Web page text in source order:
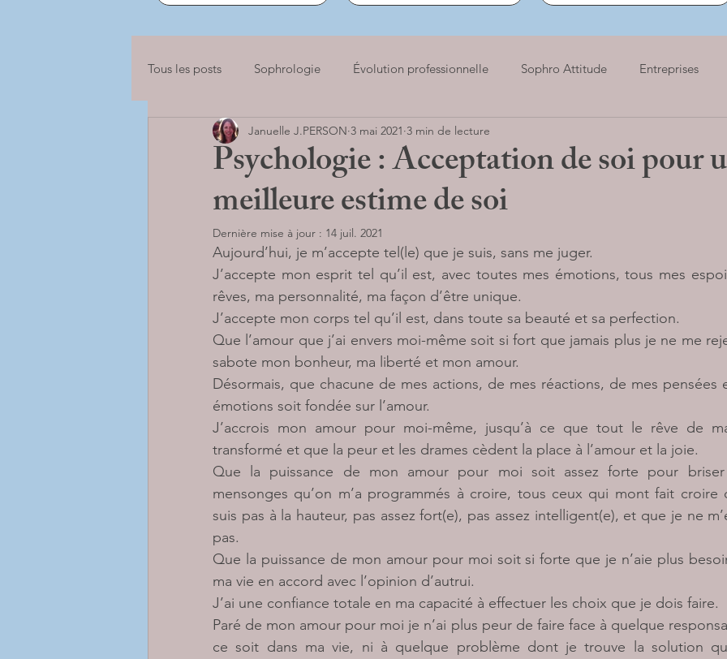
Tous les posts Sophrologie Évolution professionnelle Sophro Attitude Entreprises
Adolescents Enfants Sport et santé Notre association
se libérer des peurs Adultes Parents Stop au stress
BILANS DE COMPETENCES
Psychologie : Acceptation de soi pour
meilleure estime de soi
Januelle J.PERSON 3 mai 2021 3 min de lecture
Dernière mise à jour : 14 juil. 2021
Aujourd’hui, je m’accepte tel(le) que je suis, sans me juger.
J’accepte mon esprit tel qu’il est, avec toutes mes émotions, tous mes
rêves, ma personnalité, ma façon d’être unique.
J’accepte mon corps tel qu’il est, dans toute sa beauté et sa perfection.
Que l’amour que j’ai envers moi-même soit si fort que jamais plus je ne me
sabote mon bonheur, ma liberté et mon amour.
Désormais, que chacune de mes actions, de mes réactions, de mes pensées
émotions soit fondée sur l’amour.
J’accrois mon amour pour moi-même, jusqu’à ce que tout le rêve de
transformé et que la peur et les drames cèdent la place à l’amour et la joie.
Que la puissance de mon amour pour moi soit assez forte pour
mensonges qu’on m’a programmés à croire, tous ceux qui mont fait croire
suis pas à la hauteur, pas assez fort(e), pas assez intelligent(e), et que je ne
pas.
Que la puissance de mon amour pour moi soit si forte que je n’aie plus
ma vie en accord avec l’opinion d’autrui.
J’ai une confiance totale en ma capacité à effectuer les choix que je dois faire.
Paré de mon amour pour moi je n’ai plus peur de faire face à quelque
ce soit dans ma vie, ni à quelque problème dont je trouve la solution